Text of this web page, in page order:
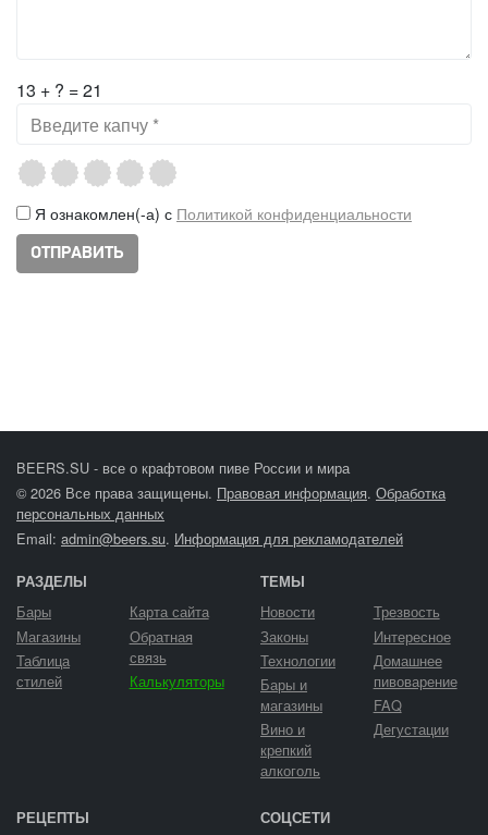
13 + ? = 21
Я ознакомлен(-а) с Политикой конфиденциальности
BEERS.SU - все о крафтовом пиве России и мира
© 2026 Все права защищены. Правовая информация. Обработка
персональных данных
Email: admin@beers.su. Информация для рекламодателей
РАЗДЕЛЫ
Бары
Магазины
Таблица
стилей
Карта сайта
Обратная
связь
Калькуляторы
ТЕМЫ
Новости
Законы
Технологии
Бары и
магазины
Вино и
крепкий
алкоголь
Трезвость
Интересное
Домашнее
пивоварение
FAQ
Дегустации
РЕЦЕПТЫ СОЦСЕТИ